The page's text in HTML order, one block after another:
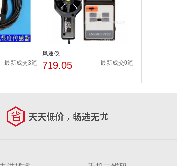
最新成交3笔
风速仪
719.05 最新成交0笔